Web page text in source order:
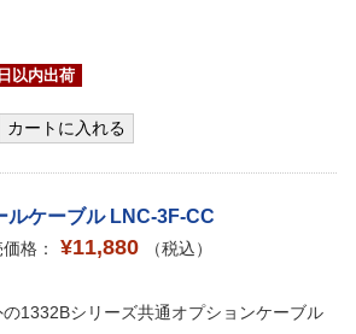
以内出荷
ルケーブル LNC-3F-CC
格： ¥11,880 （税込）
1332Bシリーズ共通オプションケーブル